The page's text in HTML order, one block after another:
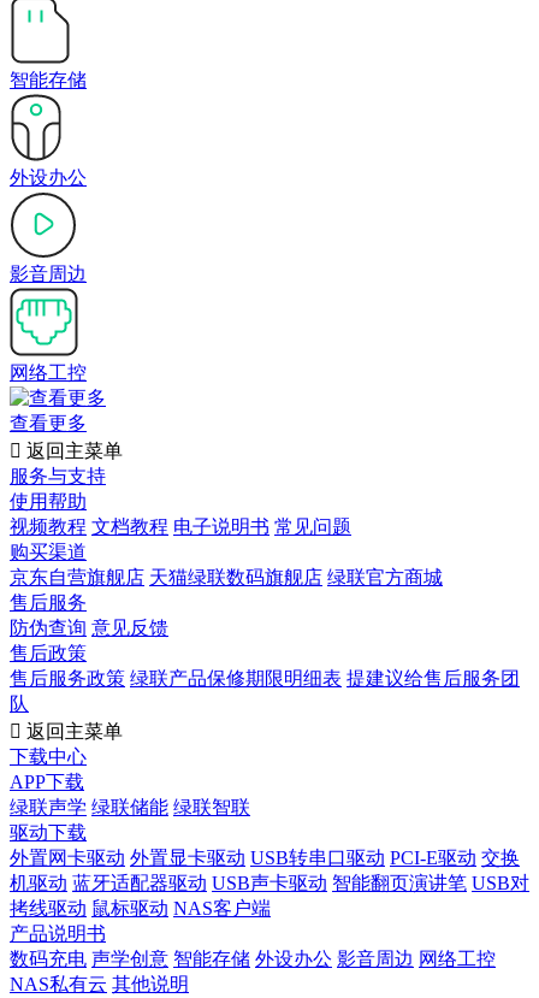
智能存储
外设办公
影音周边
网络工控
查看更多
 返回主菜单
服务与支持
使用帮助
视频教程 文档教程 电子说明书 常见问题
购买渠道
京东自营旗舰店 天猫绿联数码旗舰店 绿联官方商城
售后服务
防伪查询 意见反馈
售后政策
售后服务政策 绿联产品保修期限明细表 提建议给售后服务团
队
 返回主菜单
下载中心
APP下载
绿联声学 绿联储能 绿联智联
驱动下载
外置网卡驱动 外置显卡驱动 USB转串口驱动 PCI-E驱动 交换
机驱动 蓝牙适配器驱动 USB声卡驱动 智能翻页演讲笔 USB对
拷线驱动 鼠标驱动 NAS客户端
产品说明书
数码充电 声学创意 智能存储 外设办公 影音周边 网络工控
NAS私有云 其他说明